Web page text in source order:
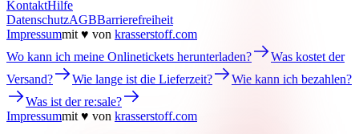
KontaktHilfe
DatenschutzAGBBarrierefreiheit
Impressummit ♥ von krasserstoff.com
Wo kann ich meine Onlinetickets herunterladen?
Was kostet der
Versand?
Wie lange ist die Lieferzeit?
Wie kann ich bezahlen?
Was ist der re:sale?
Impressummit ♥ von krasserstoff.com